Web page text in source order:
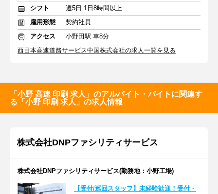
シフト
週5日 1日8時間以上
雇用形態
契約社員
アクセス
小野田駅 車8分
西日本高速道路サービス中国株式会社の求人一覧を見る
「小野 高速 印刷 求人」のアルバイト・バイトに関連す
る「小野 印刷 求人」の求人情報
株式会社DNPファシリティサービス
株式会社DNPファシリティサービス(勤務地：小野工場)
【受付/巡回スタッフ】未経験歓迎！受付・